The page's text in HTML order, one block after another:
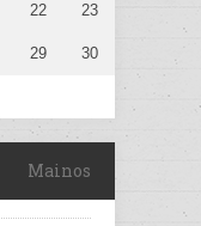
22 23
29 30
Mainos